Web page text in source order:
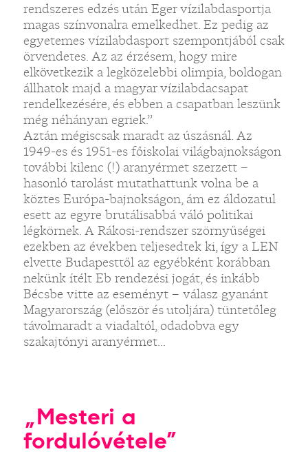
rendszeres edzés után Eger vízilabdasportja
magas színvonalra emelkedhet. Ez pedig az
egyetemes vízilabdasport szempontjából csak
örvendetes. Az az érzésem, hogy mire
elkövetkezik a legközelebbi olimpia, boldogan
állhatok majd a magyar vízilabdacsapat
rendelkezésére, és ebben a csapatban leszünk
még néhányan egriek.”
Aztán mégiscsak maradt az úszásnál. Az
1949-es és 1951-es főiskolai világbajnokságon
további kilenc (!) aranyérmet szerzett –
hasonló tarolást mutathattunk volna be a
köztes Európa-bajnokságon, ám ez áldozatul
esett az egyre brutálisabbá váló politikai
légkörnek. A Rákosi-rendszer szörnyűségei
ezekben az években teljesedtek ki, így a LEN
elvette Budapesttől az egyébként korábban
nekünk ítélt Eb rendezési jogát, és inkább
Bécsbe vitte az eseményt – válasz gyanánt
Magyarország (először és utoljára) tüntetőleg
távolmaradt a viadaltól, odadobva egy
szakajtónyi aranyérmet...
„Mesteri a
fordulóvétele”